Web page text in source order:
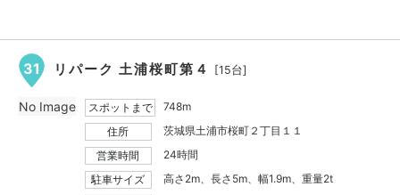
31 リパーク 土浦桜町第４ [15台]
スポットまで
748m
住所
茨城県土浦市桜町２丁目１１
営業時間
24時間
駐車サイズ
高さ2m、長さ5m、幅1.9m、重量2t
No Image